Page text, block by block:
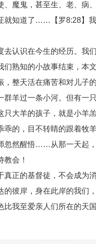
、魔鬼，甚至生、老、
就知道了……【罗8:28】
去认识在今生的经历。我
熟知的小故事结束，本
，整天活在痛苦和对儿子
群羊过一条小河。但有一
只大羊的孩子，就是小羊
乖的，目不转睛的跟着
忽然醒悟……从那一天起
会！
真正的基督徒，不会成为
的彼岸，身在此岸的我们
比我至爱亲人们所在的天